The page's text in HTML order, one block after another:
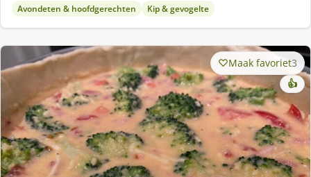
Avondeten & hoofdgerechten Kip & gevogelte
Maak favoriet3
👍